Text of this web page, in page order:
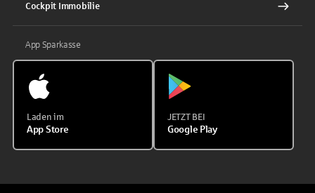
Cockpit Immobilie
App Sparkasse
Laden im
App Store
JETZT BEI
Google Play